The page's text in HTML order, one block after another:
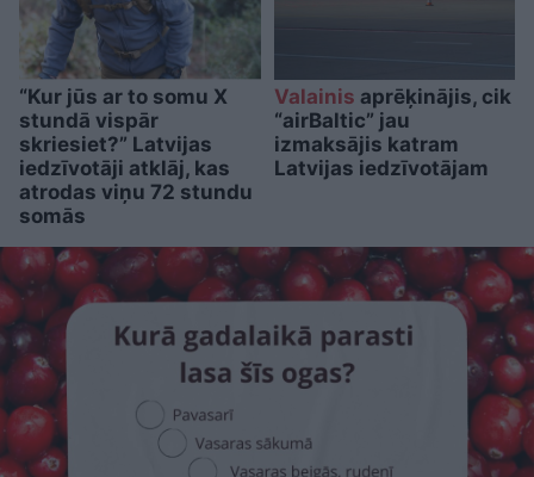
“Kur jūs ar to somu X
stundā vispār
skriesiet?” Latvijas
iedzīvotāji atklāj, kas
atrodas viņu 72 stundu
somās
Valainis aprēķinājis, cik
“airBaltic” jau
izmaksājis katram
Latvijas iedzīvotājam